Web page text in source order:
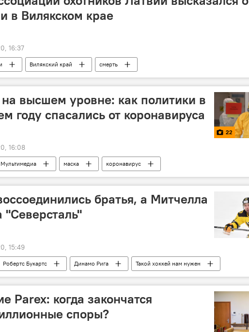
в Вилякском крае
16:37
Вилякский край смерть
высшем уровне: как политики в
году спасались от коронавируса
22
16:08
Мультимедиа маска коронавирус
братья, а Митчелла
"Северсталь"
15:49
Робертс Букартс Динамо Рига Такой хоккей нам нужен
Parex: когда закончатся
споры?